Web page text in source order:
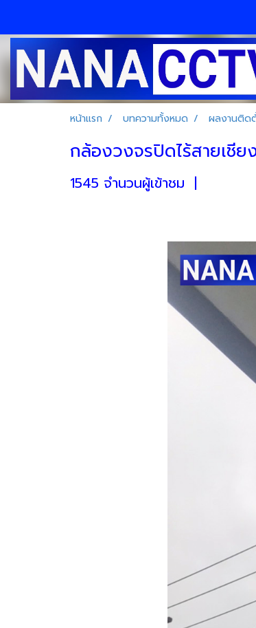
หน้าแรก บทความทั้งหมด ผลงานติด
กล้องวงจรปิดไร้สายเชี
1545 จำนวนผู้เข้าชม |